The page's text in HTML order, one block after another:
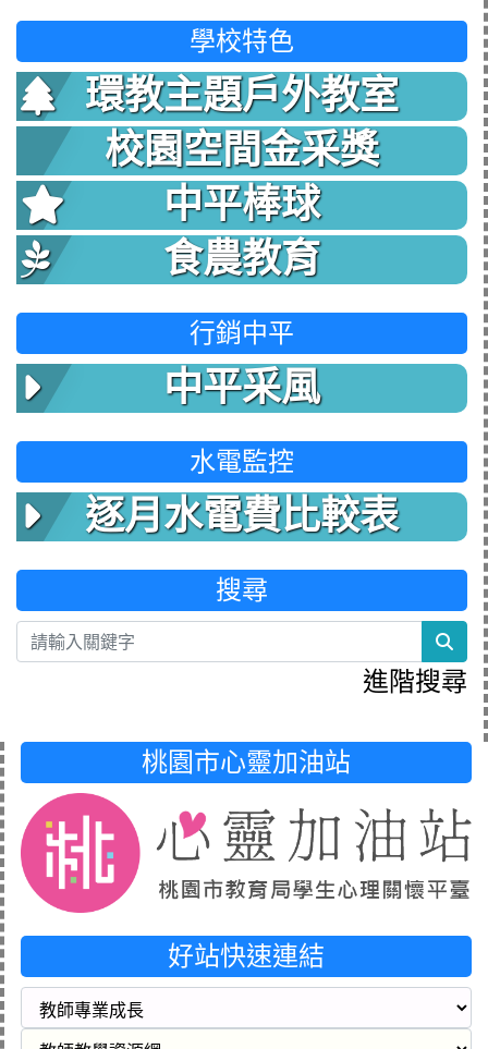
學校特色
環教主題戶外教室
校園空間金采獎
中平棒球
食農教育
行銷中平
中平采風
水電監控
逐月水電費比較表
搜尋
進階搜尋
桃園市心靈加油站
好站快速連結